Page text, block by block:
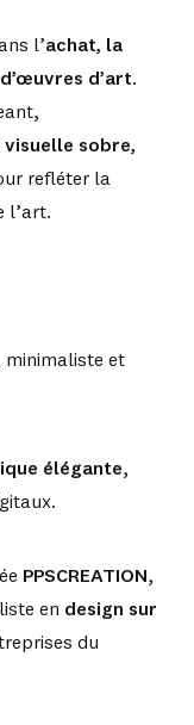
l’achat, la
d’art.
sobre,
refléter la
l’art.
minimaliste et
élégante,
PPSCREATION ,
en design sur
du